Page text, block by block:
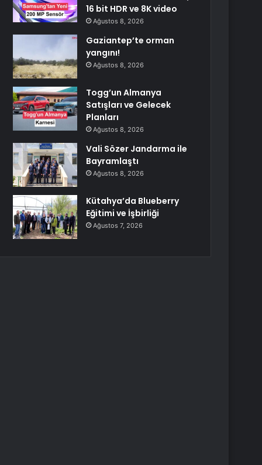
16 bit HDR ve 8K video
Ağustos 8, 2026
Gaziantep’te orman
yangını!
Ağustos 8, 2026
Togg’un Almanya
Satışları ve Gelecek
Planları
Ağustos 8, 2026
Vali Sözer Jandarma ile
Bayramlaştı
Ağustos 8, 2026
Kütahya’da Blueberry
Eğitimi ve İşbirliği
Ağustos 7, 2026